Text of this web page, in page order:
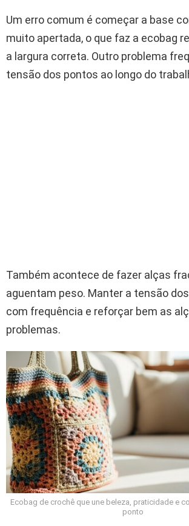
Um erro comum é começar a base
muito apertada, o que faz a ecobag
a largura correta. Outro problema
tensão dos pontos ao longo do
Também acontece de fazer alças
aguentam peso. Manter a tensão
com frequência e reforçar bem as
problemas.
Ecobag de crochê que une beleza, praticidade e
ponto